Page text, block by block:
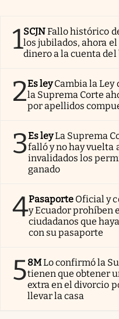
1SCJNFallo histórico
los jubilados, ahora
dinero a la cuenta
2Es ley Cambia la Ley
la Suprema Corte
por apellidos
3Es leyLa Suprema
falló y no hay vuelta
invalidados los
ganado
4Pasaporte Oficial y
y Ecuador prohíben
ciudadanos que
con su pasaporte
58MLo confirmó la
tienen que obtener
extra en el divorcio
llevar la casa